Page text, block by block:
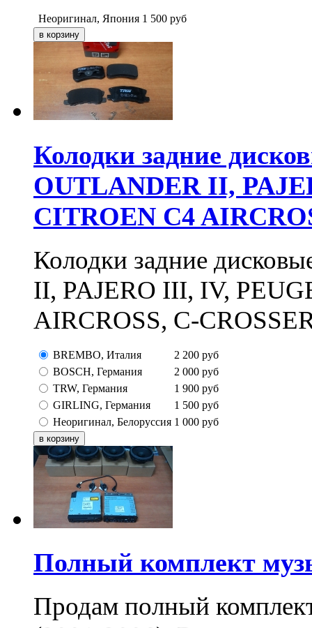
Неоригинал, Япония 1 500 руб
Колодки задние
OUTLANDER II,
CITROEN C4
Колодки задние
II, PAJERO III, IV,
AIRCROSS, C-
BREMBO, Италия 2 200 руб
BOSCH, Германия
2 000 руб
TRW, Германия
1 900 руб
GIRLING, Германия
1 500 руб
Неоригинал, Белоруссия 1 000 руб
Полный комплект
Продам полный